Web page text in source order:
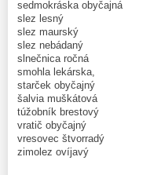
sedmokráska obyčajná
slez lesný
slez maurský
slez nebádaný
slnečnica ročná
smohla lekárska,
starček obyčajný
šalvia muškátová
túžobník brestový
vratič obyčajný
vresovec štvorradý
zimolez ovíjavý